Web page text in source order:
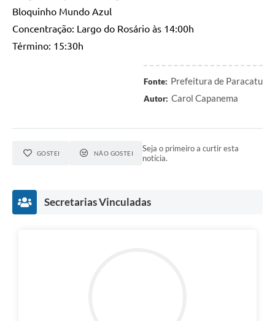
Bloquinho Mundo Azul
Concentração: Largo do Rosário às 14:00h
Término: 15:30h
Fonte: Prefeitura de Paracatu
Autor: Carol Capanema
GOSTEI NÃO GOSTEI
Seja o primeiro a curtir esta
notícia.
Secretarias Vinculadas